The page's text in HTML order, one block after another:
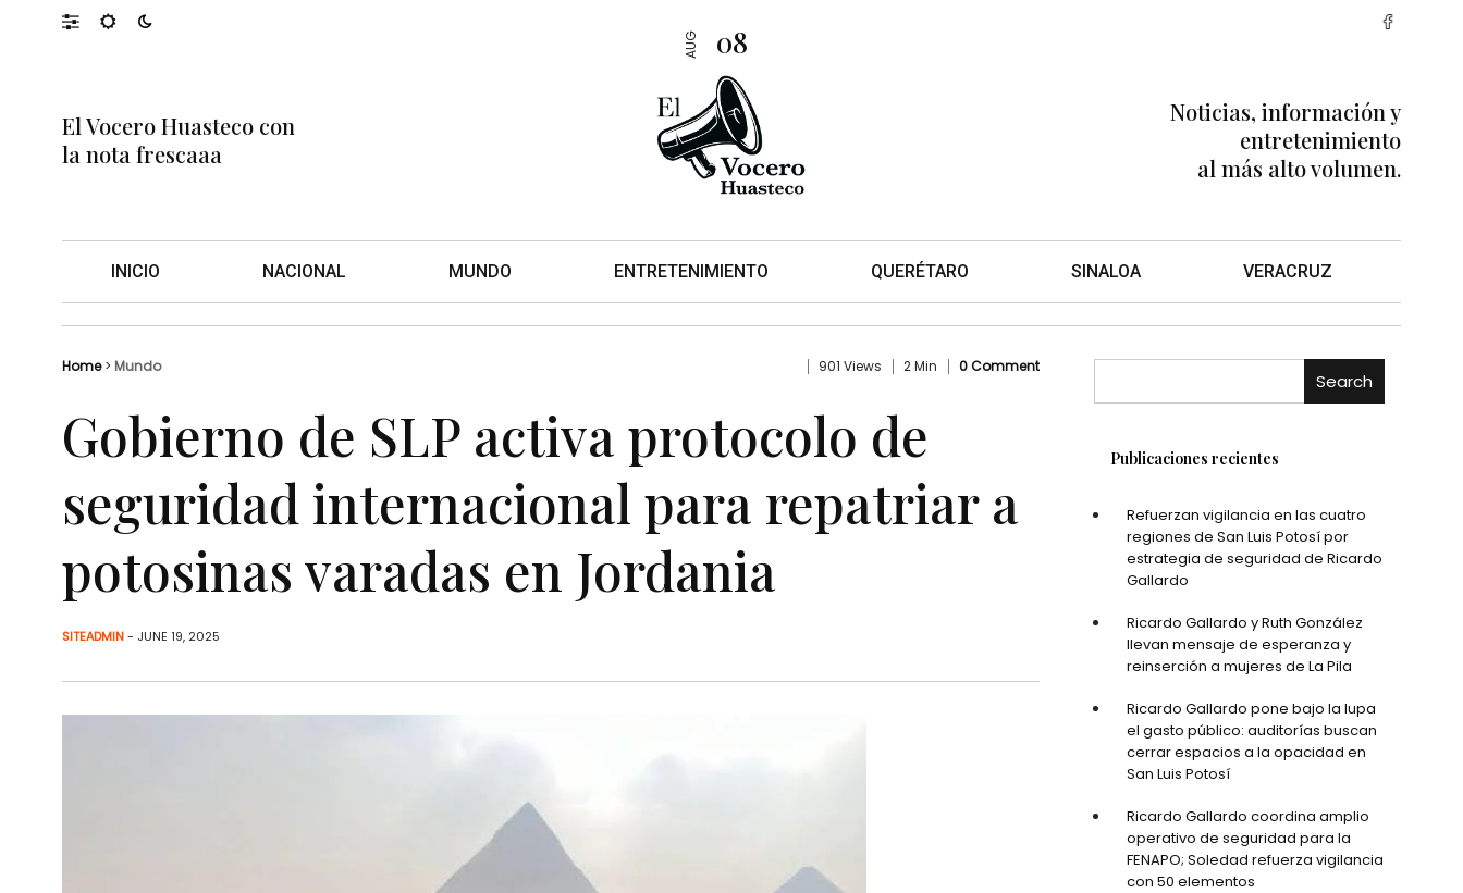
08
AUG
El Vocero Huasteco con
la nota frescaaa
Noticias, información y
entretenimiento
al más alto volumen.
INICIO NACIONAL MUNDO ENTRETENIMIENTO QUERÉTARO SINALOA VERACRUZ
Home> Mundo 901 Views 2 Min 0 Comment
Gobierno de SLP activa protocolo de
seguridad internacional para repatriar a
potosinas varadas en Jordania
SITEADMIN- JUNE 19, 2025
Search
Publicaciones recientes
Refuerzan vigilancia en las cuatro
regiones de San Luis Potosí por
estrategia de seguridad de Ricardo
Gallardo
Ricardo Gallardo y Ruth González
llevan mensaje de esperanza y
reinserción a mujeres de La Pila
Ricardo Gallardo pone bajo la lupa
el gasto público: auditorías buscan
cerrar espacios a la opacidad en
San Luis Potosí
Ricardo Gallardo coordina amplio
operativo de seguridad para la
FENAPO; Soledad refuerza vigilancia
con 50 elementos